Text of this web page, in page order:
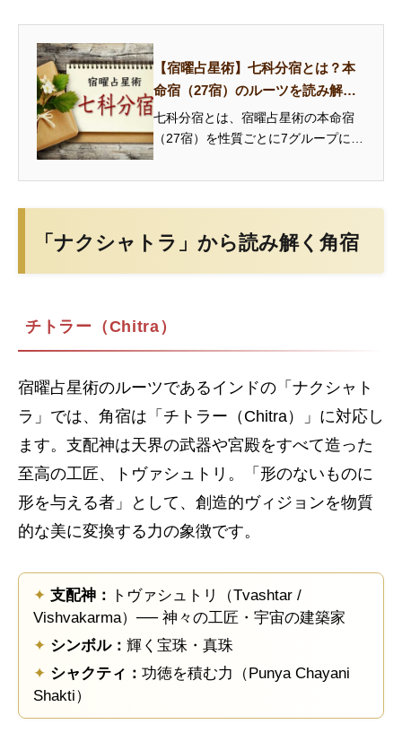
【宿曜占星術】七科分宿とは？本
命宿（27宿）のルーツを読み解く7
つのグループ
七科分宿とは、宿曜占星術の本命宿
（27宿）を性質ごとに7グループに分
和善宿・悪害宿・急速宿・猛悪宿・
解説...
「ナクシャトラ」から読み解く角宿
チトラー（Chitra）
宿曜占星術のルーツであるインドの「ナクシャト
ラ」では、角宿は「チトラー（Chitra）」に対応し
ます。支配神は天界の武器や宮殿をすべて造った
至高の工匠、トヴァシュトリ。「形のないものに
形を与える者」として、創造的ヴィジョンを物質
的な美に変換する力の象徴です。
✦ 支配神：
トヴァシュトリ（Tvashtar /
Vishvakarma）── 神々の工匠・宇宙の建築家
✦ シンボル： 輝く宝珠・真珠
✦ シャクティ： 功徳を積む力（Punya Chayani
Shakti）